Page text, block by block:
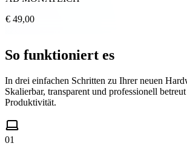
€ 49,00
So funktioniert es
In drei einfachen Schritten zu Ihrer neuen
Skalierbar, transparent und professionell
Produktivität.
01